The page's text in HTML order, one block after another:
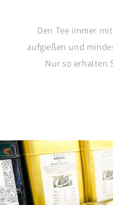
Den Tee immer
aufgießen und
Nur so erhalten